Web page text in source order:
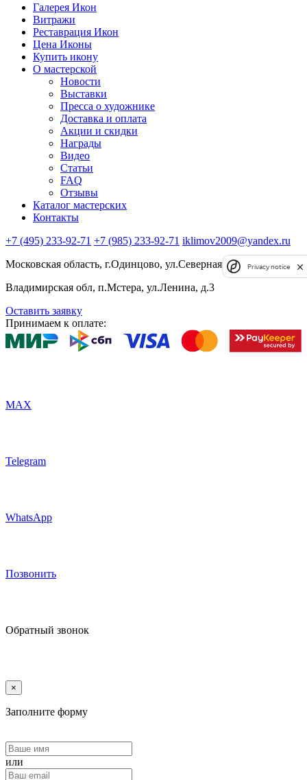
Галерея Икон
Витражи
Реставрация Икон
Цена Иконы
Купить икону
О мастерской
Новости
Выставки
Пресса о художнике
Доставка и оплата
Акции и скидки
Награды
Видео
Статьи
FAQ
Отзывы
Каталог мастерских
Контакты
+7 (495) 233-92-71 +7 (985) 233-92-71 iklimov2009@yandex.ru
Московская область, г.Одинцово, ул.Северная, д.5, к.4
Владимирская обл, п.Мстера, ул.Ленина, д.3
Оставить заявку
Принимаем к оплате:
MAX
Telegram
WhatsApp
Позвонить
Обратный звонок
×
Заполните форму
или
Privacy notice